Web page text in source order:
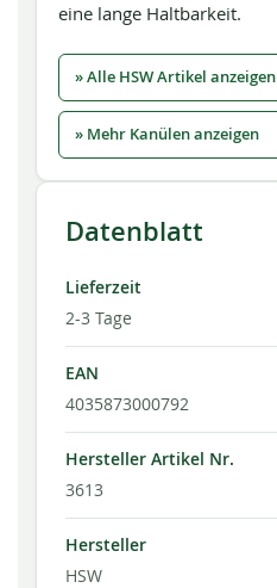
eine lange Haltbarkeit.
» Alle HSW Artikel anzeigen
» Mehr Kanülen anzeigen
Datenblatt
Lieferzeit
2-3 Tage
EAN
4035873000792
Hersteller Artikel Nr.
3613
Hersteller
HSW